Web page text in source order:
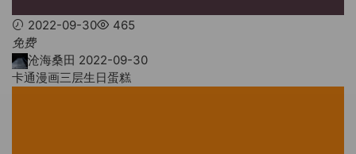
2022-09-30
465
免费
沧海桑田 2022-09-30
卡通漫画三层生日蛋糕